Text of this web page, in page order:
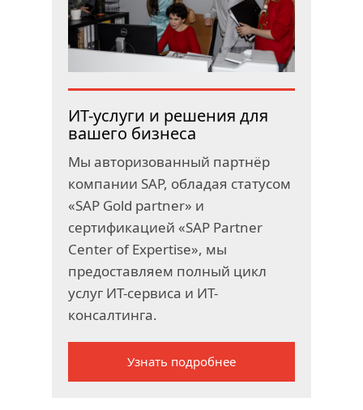
ИТ-услуги и решения для
вашего бизнеса
Мы авторизованный партнёр
компании SAP, обладая статусом
«SAP Gold partner» и
сертификацией «SAP Partner
Center of Expertise», мы
предоставляем полный цикл
услуг ИТ-сервиса и ИТ-
консалтинга.
Узнать подробнее